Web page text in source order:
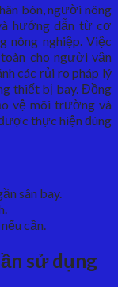
bón, người nông
hướng dẫn từ cơ
nông nghiệp. Việc
cho người vận
các rủi ro pháp lý
thiết bị bay. Đồng
vệ môi trường và
thực hiện đúng
sân bay.
cần.
sử dụng